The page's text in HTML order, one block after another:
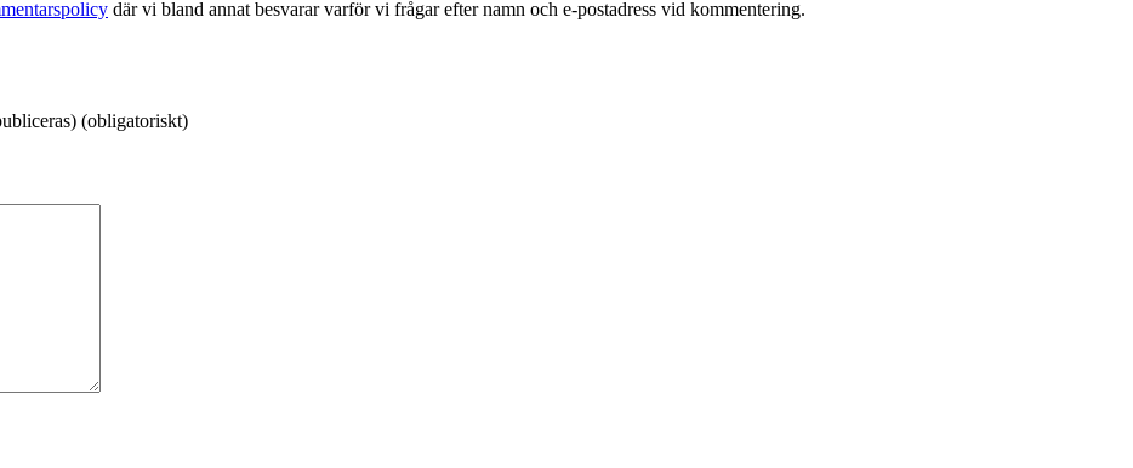
där vi bland annat besvarar varför vi frågar efter namn och e-postadress vid kommentering.
(obligatoriskt)